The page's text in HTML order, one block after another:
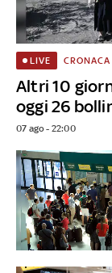
Altri 10
oggi 26
LIVE CRONACA
07 ago - 22:00